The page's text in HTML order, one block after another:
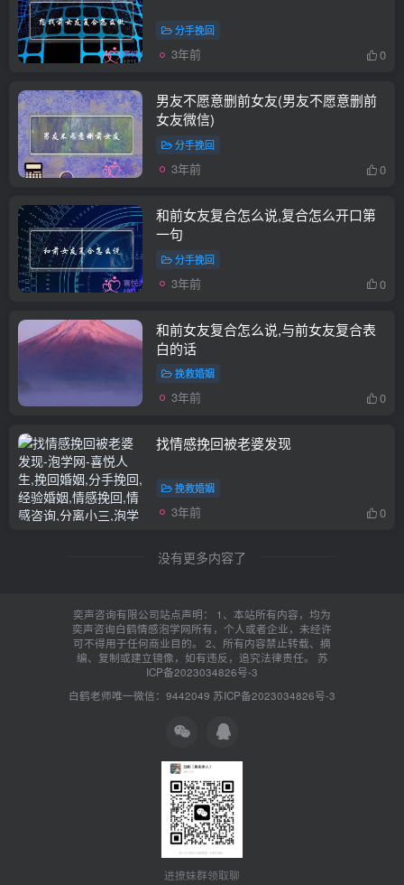
分手挽回
3年前 0
男友不愿意删前女友(男友不愿意删前
女友微信)
分手挽回
3年前 0
和前女友复合怎么说,复合怎么开口第
一句
分手挽回
3年前 0
和前女友复合怎么说,与前女友复合表
白的话
挽救婚姻
3年前 0
找情感挽回被老婆发现
挽救婚姻
3年前 0
没有更多内容了
奕声咨询有限公司站点声明： 1、本站所有内容，均为
奕声咨询白鹤情感泡学网所有，个人或者企业，未经许
可不得用于任何商业目的。 2、所有内容禁止转载、摘
编、复制或建立镜像，如有违反，追究法律责任。 苏
ICP备2023034826号-3
白鹤老师唯一微信：9442049 苏ICP备2023034826号-3
进撩妹群领取聊